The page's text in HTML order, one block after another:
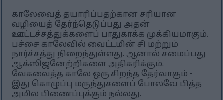
காலேவைத் தயாரிப்பதற்கான சரியான
வழியைத் தேர்ந்தெடுப்பது அதன்
ஊட்டச்சத்துக்களைப் பாதுகாக்க முக்கியமாகும்.
பச்சை காலேவில் வைட்டமின் சி மற்றும்
நார்ச்சத்து நிறைந்துள்ளது. ஆனால் சமைப்பது
ஆக்ஸிஜனேற்றிகளை அதிகரிக்கும்.
வேகவைத்த காலே ஒரு சிறந்த தேர்வாகும் -
இது கொழுப்பு மருந்துகளைப் போலவே பித்த
அமில பிணைப்புக்கும் நல்லது.